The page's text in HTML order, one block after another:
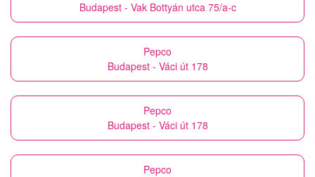
Budapest - Vak Bottyán utca 75/a-c
Pepco
Budapest - Váci út 178
Pepco
Budapest - Váci út 178
Pepco